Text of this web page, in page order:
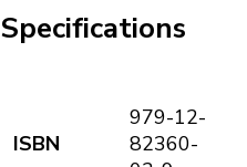
Specifications
ISBN
979-12-
82360-